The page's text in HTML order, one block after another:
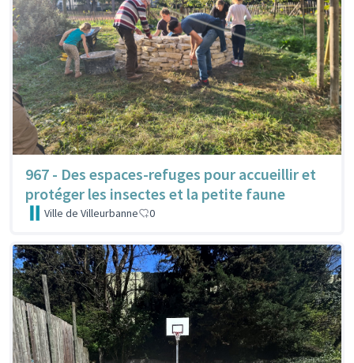
967 - Des espaces-refuges pour accueillir et
protéger les insectes et la petite faune
Ville de Villeurbanne 0